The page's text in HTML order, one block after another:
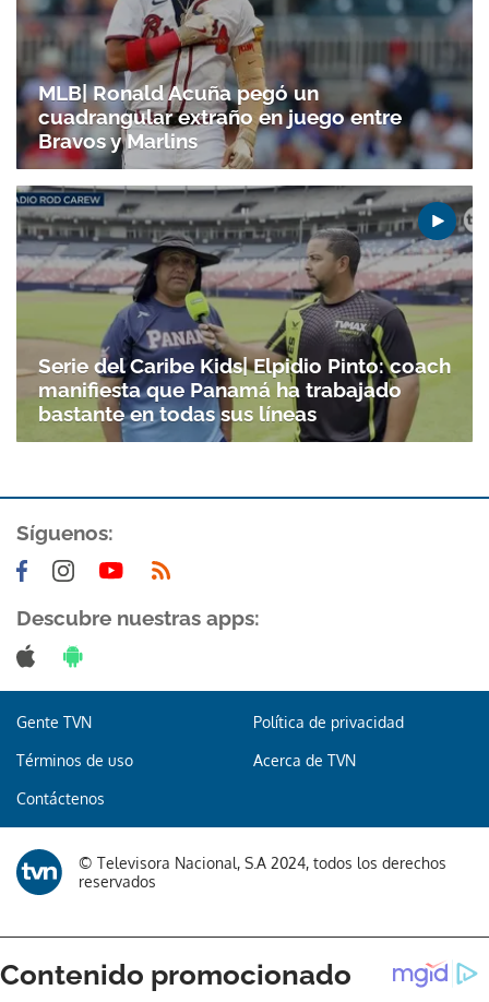
Gracias por suscribirte a nuestro boletín.
ACEPTAR
MLB| Ronald Acuña pegó un
cuadrangular extraño en juego entre
Bravos y Marlins
Serie del Caribe Kids| Elpidio Pinto: coach
manifiesta que Panamá ha trabajado
bastante en todas sus líneas
Síguenos:
Descubre nuestras apps:
Gente TVN Política de privacidad
Términos de uso Acerca de TVN
Contáctenos
© Televisora Nacional, S.A 2024, todos los derechos
reservados